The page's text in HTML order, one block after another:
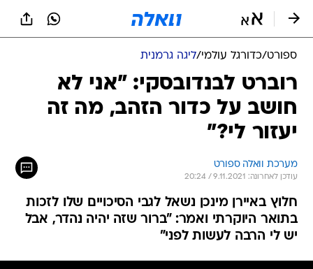
ספורט/כדורגל עולמי/ליגה גרמנית
רוברט לבנדובסקי: "אני לא
חושב על כדור הזהב, מה זה
יעזור לי?"
מערכת וואלה ספורט
עודכן לאחרונה: 9.11.2021 / 20:24
חלוץ באיירן מינכן נשאל לגבי הסיכויים שלו לזכות
בתואר היוקרתי ואמר: "ברור שזה יהיה נהדר, אבל
יש לי הרבה לעשות לפני"